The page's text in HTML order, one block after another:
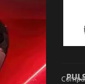
€
Radeon RX 9060 XT GAMING OC 8G